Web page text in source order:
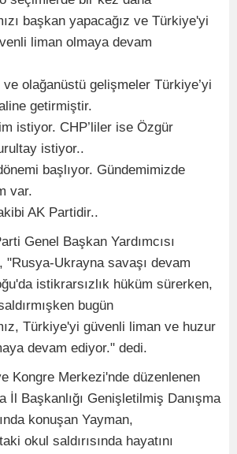
başkan yapacağız ve Türkiye'yi
liman olmaya devam
olağanüstü gelişmeler Türkiye’yi
getirmiştir.
istiyor. CHP’liler ise Özgür
istiyor..
başlıyor. Gündemimizde
var.
AK Partidir..
Genel Başkan Yardımcısı
"Rusya-Ukrayna savaşı devam
istikrarsızlık hüküm sürerken,
bugün
Türkiye'yi güvenli liman ve huzur
devam ediyor." dedi.
Kongre Merkezi'nde düzenlenen
İl Başkanlığı Genişletilmiş Danışma
konuşan Yayman,
okul saldırısında hayatını